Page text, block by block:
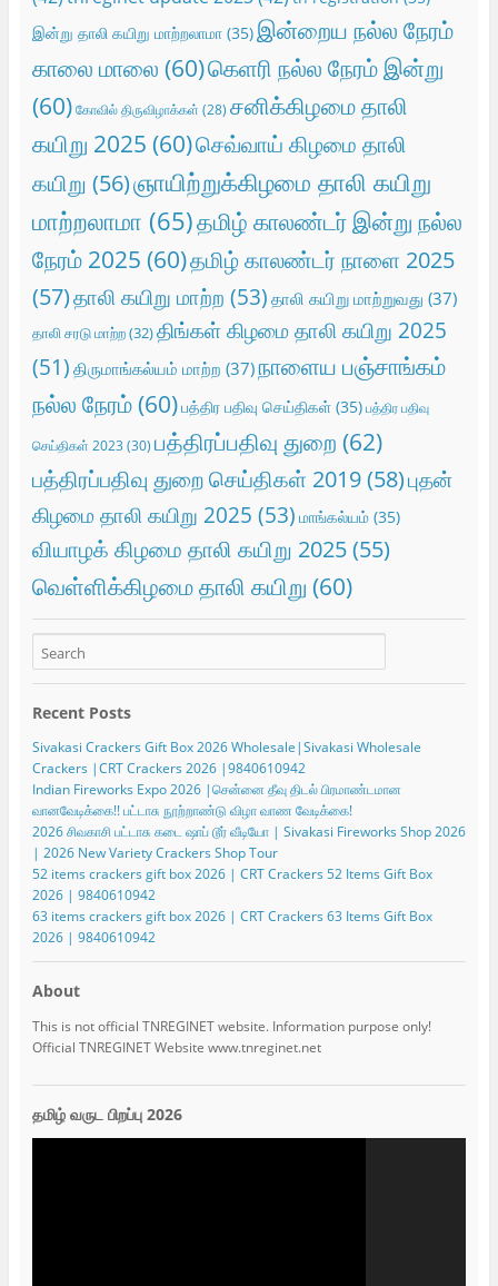
இன்று தாலி கயிறு மாற்றலாமா(35)இன்றைய நல்ல நேரம்
காலை மாலை (60)கெளரி நல்ல நேரம் இன்று
(60) கோவில் திருவிழாக்கள் (28) சனிக்கிழமை தாலி
கயிறு 2025 (60)செவ்வாய் கிழமை தாலி
கயிறு (56)ஞாயிற்றுக்கிழமை தாலி கயிறு
மாற்றலாமா (65)தமிழ் காலண்டர் இன்று நல்ல
நேரம் 2025 (60)தமிழ் காலண்டர் நாளை 2025
(57)தாலி கயிறு மாற்ற (53) தாலி கயிறு மாற்றுவது (37)
தாலி சரடு மாற்ற(32)திங்கள் கிழமை தாலி கயிறு 2025
(51) திருமாங்கல்யம் மாற்ற (37)நாளைய பஞ்சாங்கம்
நல்ல நேரம்(60)பத்திர பதிவு செய்திகள்(35) பத்திர பதிவு
செய்திகள் 2023 (30) பத்திரப்பதிவு துறை (62)
பத்திரப்பதிவு துறை செய்திகள் 2019(58)புதன்
கிழமை தாலி கயிறு 2025 (53) மாங்கல்யம்(35)
வியாழக் கிழமை தாலி கயிறு 2025(55)
வெள்ளிக்கிழமை தாலி கயிறு (60)
Recent Posts
Sivakasi Crackers Gift Box 2026 Wholesale|Sivakasi Wholesale
Crackers |CRT Crackers 2026 |9840610942
Indian Fireworks Expo 2026 |சென்னை தீவு திடல் பிரமாண்டமான
வானவேடிக்கை!! பட்டாசு நூற்றாண்டு விழா வாண வேடிக்கை!
2026 சிவகாசி பட்டாசு கடை ஷாப் டூர் வீடியோ | Sivakasi Fireworks Shop 2026
| 2026 New Variety Crackers Shop Tour
52 items crackers gift box 2026 | CRT Crackers 52 Items Gift Box
2026 | 9840610942
63 items crackers gift box 2026 | CRT Crackers 63 Items Gift Box
2026 | 9840610942
About
This is not official TNREGINET website. Information purpose only!
Official TNREGINET Website www.tnreginet.net
தமிழ் வருட பிறப்பு 2026